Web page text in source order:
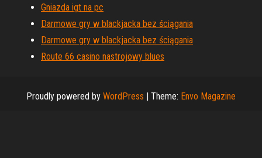
Gniazda igt na pc
Darmowe gry w blackjacka bez ściągania
Darmowe gry w blackjacka bez ściągania
Route 66 casino nastrojowy blues
Proudly powered by WordPress | Theme: Envo Magazine